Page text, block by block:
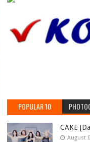
POPULAR 10
CAKE
August